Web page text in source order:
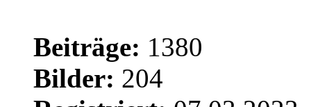
Beiträge: 1380
Bilder: 204